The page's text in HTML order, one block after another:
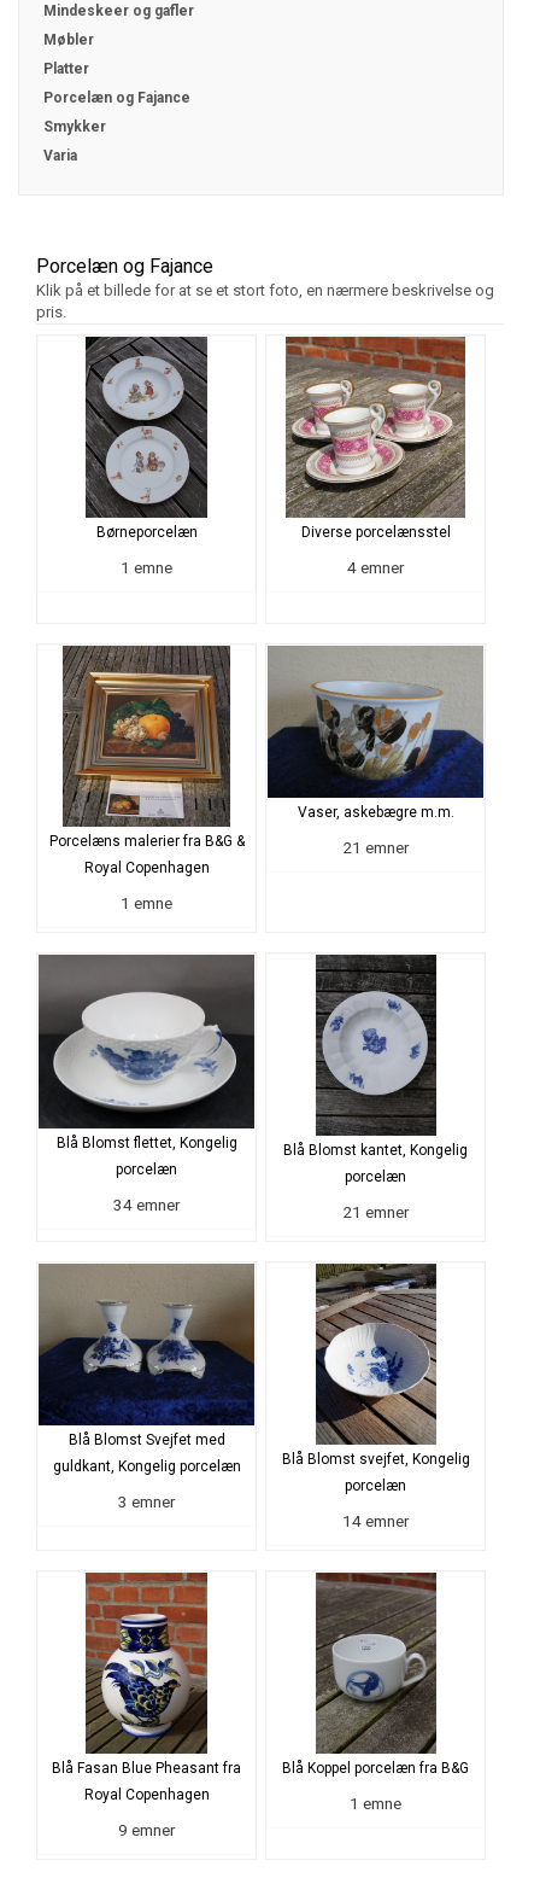
Mindeskeer og gafler
Møbler
Platter
Porcelæn og Fajance
Smykker
Varia
Porcelæn og Fajance
Klik på et billede for at se et stort foto, en nærmere beskrivelse og
pris.
Børneporcelæn
1 emne
Diverse porcelænsstel
4 emner
Porcelæns malerier fra B&G &
Royal Copenhagen
1 emne
Vaser, askebægre m.m.
21 emner
Blå Blomst flettet, Kongelig
porcelæn
34 emner
Blå Blomst kantet, Kongelig
porcelæn
21 emner
Blå Blomst Svejfet med
guldkant, Kongelig porcelæn
3 emner
Blå Blomst svejfet, Kongelig
porcelæn
14 emner
Blå Fasan Blue Pheasant fra
Royal Copenhagen
9 emner
Blå Koppel porcelæn fra B&G
1 emne